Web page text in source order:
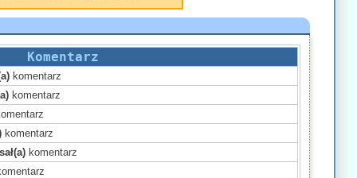
Komentarz
komentarz
komentarz
komentarz
komentarz